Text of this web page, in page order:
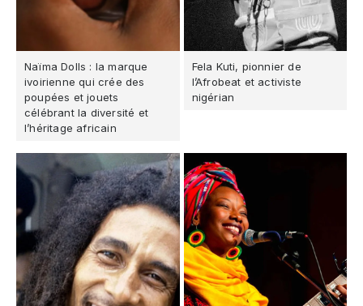
Naïma Dolls : la marque
ivoirienne qui crée des
poupées et jouets
célébrant la diversité et
l’héritage africain
Fela Kuti, pionnier de
l’Afrobeat et activiste
nigérian